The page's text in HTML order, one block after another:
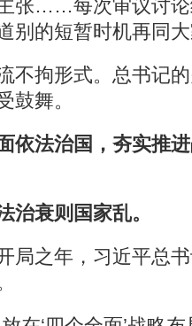
张……每次审议讨
别的短暂时机再同
拘形式。总书记的
鼓舞。
法治国，夯实推
治衰则国家乱。
之年，习近平总书